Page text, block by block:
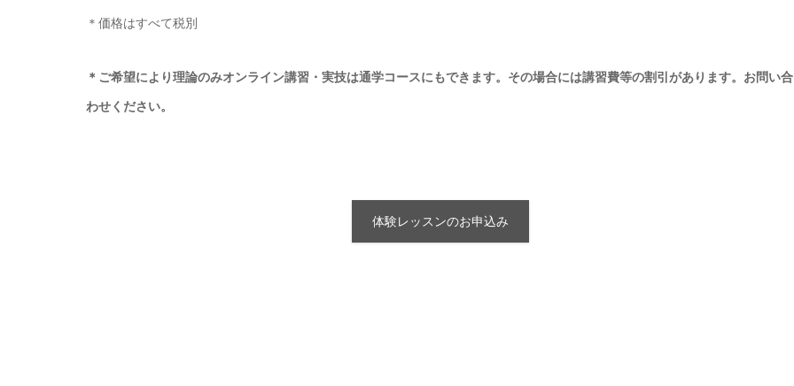
＊価格はすべて税別
＊ご希望により理論のみオンライン講習・実技は通学コースにもできます。その場合には講習費等の割引があります。お問い合
わせください。
体験レッスンのお申込み